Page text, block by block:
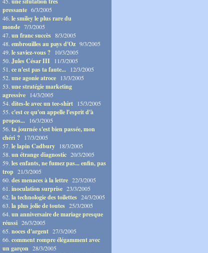
pressante 6/3/2005
46. le smiley le plus rare du
monde 7/3/2005
47. un franc succès 8/3/2005
48. embrouilles au pays d'Oz 9/3/2005
49. le saviez-vous ? 10/3/2005
50. Jules César III 11/3/2005
51. ce n'est pas ta faute... 12/3/2005
52. une agonie atroce 13/3/2005
53. une stratégie marketing
agressive 14/3/2005
54. dites-le avec un tee-shirt 15/3/2005
55. c'est ce qu'on appelle l'esprit d'à
propos... 16/3/2005
56. ta journée s'est bien passée, mon
chéri ? 17/3/2005
57. le lapin Cadbury 18/3/2005
58. un étrange diagnostic 20/3/2005
59. les enfants, ne fumez pas... enfin, pas
trop 21/3/2005
60. des menaces à la lettre 22/3/2005
61. inoculation surprise 23/3/2005
62. la technologie des toilettes 24/3/2005
63. la plus jolie de toutes 25/3/2005
64. un anniversaire de mariage presque
réussi 26/3/2005
65. noces d'argent 27/3/2005
66. comment rompre élégamment avec
un garçon 28/3/2005